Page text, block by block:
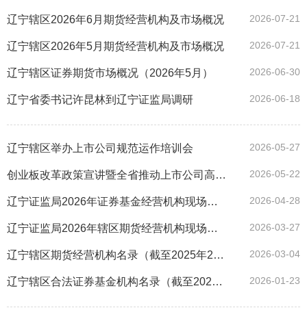
辽宁辖区2026年6月期货经营机构及市场概况 2026-07-21
辽宁辖区2026年5月期货经营机构及市场概况 2026-07-21
辽宁辖区证券期货市场概况（2026年5月） 2026-06-30
辽宁省委书记许昆林到辽宁证监局调研 2026-06-18
辽宁辖区举办上市公司规范运作培训会 2026-05-27
创业板改革政策宣讲暨全省推动上市公司高质量发展活动在沈阳举行 2026-05-22
辽宁证监局2026年证券基金经营机构现场检查“双随机”抽取结果公示 2026-04-28
辽宁证监局2026年辖区期货经营机构现场检查对象“双随机”抽取结果公示 2026-03-27
辽宁辖区期货经营机构名录（截至2025年2月28日） 2026-03-04
辽宁辖区合法证券基金机构名录（截至2026年1月15日） 2026-01-23